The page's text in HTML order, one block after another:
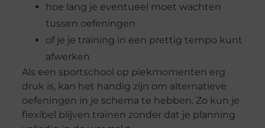
hoe lang je eventueel moet wachten
tussen oefeningen
of je je training in een prettig tempo kunt
afwerken
Als een sportschool op piekmomenten erg
druk is, kan het handig zijn om alternatieve
oefeningen in je schema te hebben. Zo kun je
flexibel blijven trainen zonder dat je planning